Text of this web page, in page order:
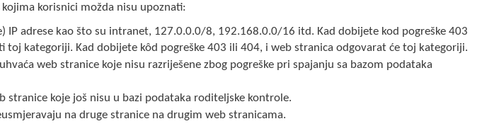
korisnici možda nisu upoznati:
IP adrese kao što su intranet, 127.0.0.0/8, 192.168.0.0/16 itd. Kad dobijete kod pogreške 403
toj kategoriji. Kad dobijete kôd pogreške 403 ili 404, i web stranica odgovarat će toj kategoriji.
web stranice koje nisu razriješene zbog pogreške pri spajanju sa bazom podataka
stranice koje još nisu u bazi podataka roditeljske kontrole.
na druge stranice na drugim web stranicama.